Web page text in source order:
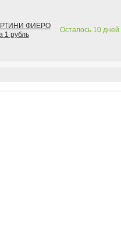
ФИЕРО
1 рубль
Осталось 10дней